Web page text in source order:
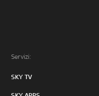
Servizi:
SKY TV